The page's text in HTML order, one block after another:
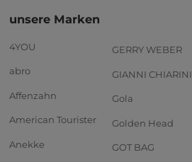
unsere Marken
4YOU
abro
Affenzahn
American Tourister
Anekke
GERRY WEBER
GIANNI CHIARINI
Gola
Golden Head
GOT BAG